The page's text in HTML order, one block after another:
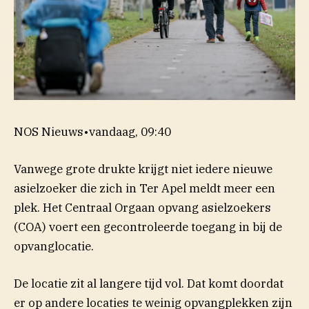
NOS Nieuws•vandaag, 09:40
Vanwege grote drukte krijgt niet iedere nieuwe
asielzoeker die zich in Ter Apel meldt meer een
plek. Het Centraal Orgaan opvang asielzoekers
(COA) voert een gecontroleerde toegang in bij de
opvanglocatie.
De locatie zit al langere tijd vol. Dat komt doordat
er op andere locaties te weinig opvangplekken zijn